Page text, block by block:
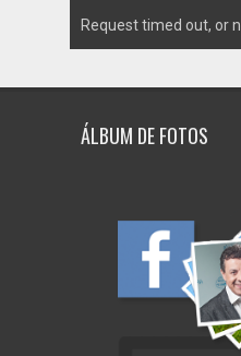
Request timed out, or
ÁLBUM DE FOTOS